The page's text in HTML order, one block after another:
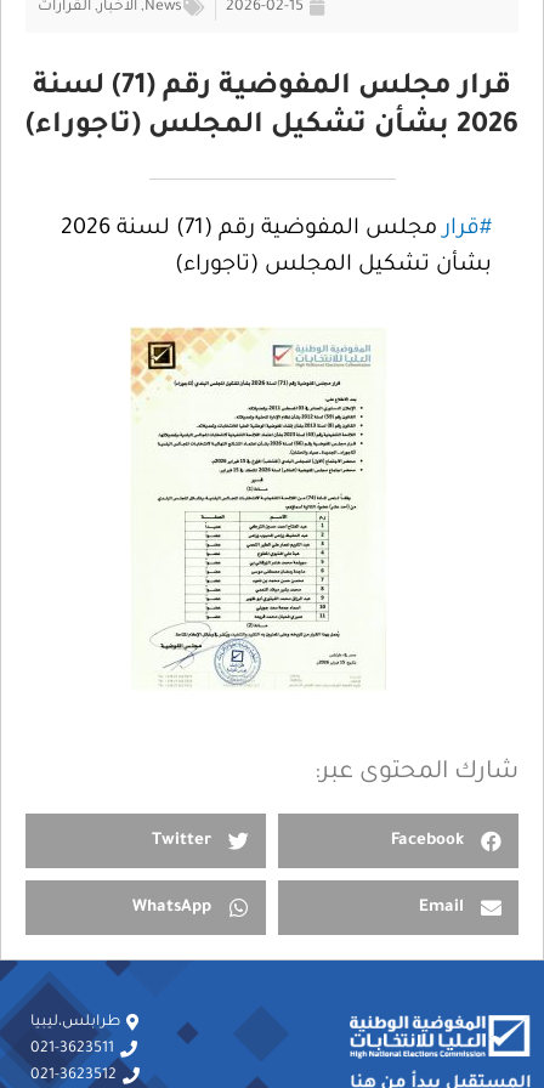
2026-02-15
News
, الأخبار, القرارات
قرار مجلس المفوضية رقم (71) لسنة
2026 بشأن تشكيل المجلس (تاجوراء)
#قرار
مجلس المفوضية رقم (71) لسنة 2026
بشأن تشكيل المجلس (تاجوراء)
شارك المحتوى عبر:
Facebook
Twitter
Email
WhatsApp
طرابلس،ليبيا
021-3623511
021-3623512